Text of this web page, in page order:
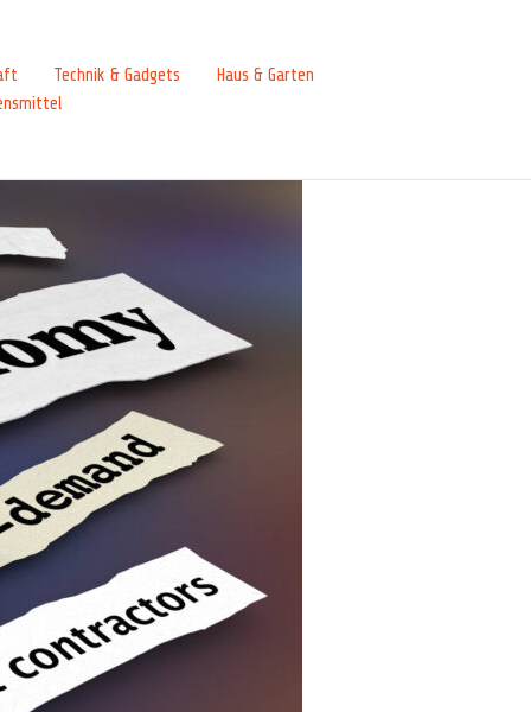
Technik & Gadgets
Haus & Garten